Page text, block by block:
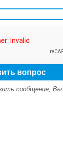
сообщение, Вы